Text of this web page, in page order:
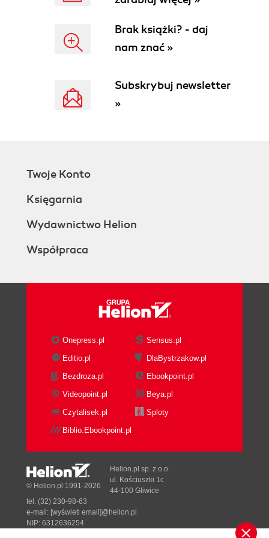
Temat 19. Zastępowanie struktur klasami (89)
Temat 20. Zamiana unii na hierarchię klas (91)
Temat 22. Zastępowanie wskaźników do funkcji za
pomocą klas i interfejsów (103)
Temat 24. Defensywne kopiowanie (109)
Temat 26. Rozsądne korzystanie z przeciążania
Temat 27. Zwracanie pustych tablic zamiast
Temat 28. Tworzenie komentarzy
elementów API (120)
Rozdział 6. Programowanie (125)
Temat 29. Ograniczanie zasięgu zmiennych
lokalnych (125)
Temat 30. Poznanie i wykorzystywanie bibliotek
(128)
Temat 31. Unikanie typów float i double, gdy
potrzebne są dokładne wyniki (131)
Temat 32. Unikanie typu String, gdy istnieją
Temat 33. Problemy z wydajnością przy łączeniu
ciągów znaków (135)
Temat 34. Odwoływanie się do obiektów poprzez
interfejsy (136)
Temat 35. Stosowanie interfejsów zamiast
refleksyjności (137)
Temat 36. Rozważne wykorzystywanie metod
Brak książki? - daj
nam znać »
Subskrybuj newsletter
»
Twoje Konto
Księgarnia
Wydawnictwo Helion
Współpraca
Onepress.pl
Sensus.pl
Editio.pl
DlaBystrzakow.pl
Bezdroza.pl
Ebookpoint.pl
Videopoint.pl
Beya.pl
Czytalisek.pl
Sploty
Biblio.Ebookpoint.pl
© Helion.pl 1991-2026
Helion.pl sp. z o.o.
ul. Kościuszki 1c
44-100 Gliwice
tel. (32) 230-98-63
e-mail: [wyświetl email]@helion.pl
NIP: 6312636254